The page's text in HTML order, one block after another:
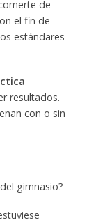
de
el fin de
estándares
resultados.
con o sin
gimnasio?